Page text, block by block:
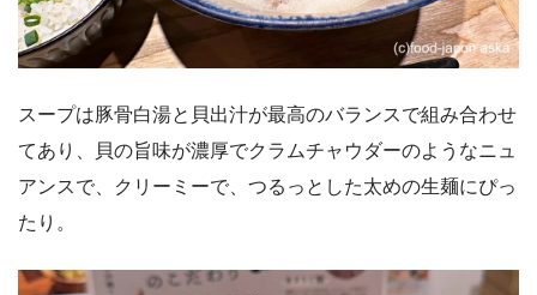
スープは豚骨白湯と貝出汁が最高のバランスで組み合わせ
てあり、貝の旨味が濃厚でクラムチャウダーのようなニュ
アンスで、クリーミーで、つるっとした太めの生麺にぴっ
たり。